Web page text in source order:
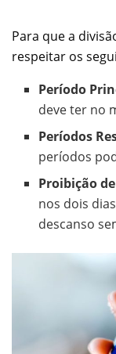
Para que a
respeitar os
Período
deve ter no
Períodos
períodos
Proibição
nos dois
descanso